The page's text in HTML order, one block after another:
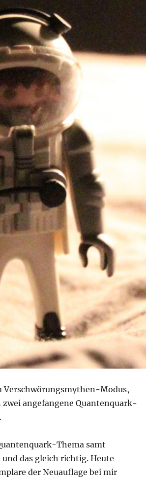
Verschwörungsmythen-Modus,
angefangene Quantenquark-
Thema samt
das gleich richtig. Heute
der Neuauflage bei mir